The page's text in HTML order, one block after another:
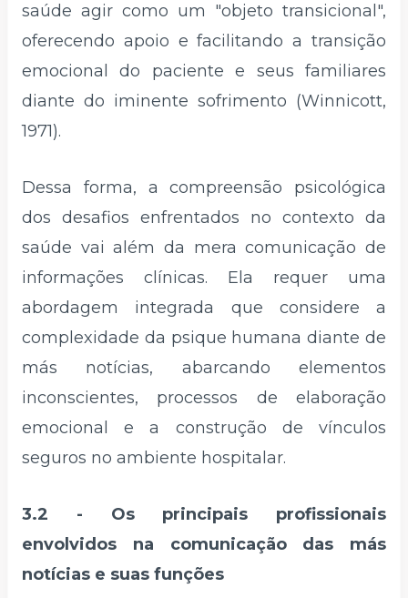
saúde agir como um "objeto transicional",
oferecendo apoio e facilitando a transição
emocional do paciente e seus familiares
diante do iminente sofrimento (Winnicott,
1971).
Dessa forma, a compreensão psicológica
dos desafios enfrentados no contexto da
saúde vai além da mera comunicação de
informações clínicas. Ela requer uma
abordagem integrada que considere a
complexidade da psique humana diante de
más notícias, abarcando elementos
inconscientes, processos de elaboração
emocional e a construção de vínculos
seguros no ambiente hospitalar.
3.2 -
Os principais profissionais
envolvidos na comunicação das más
notícias e suas funções